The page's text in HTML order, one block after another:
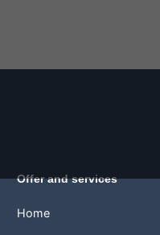
Offer and services
Home